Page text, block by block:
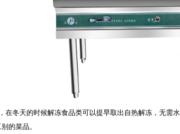
冬天的时候解冻食品类可以提早取出自热解冻，无
的菜品。